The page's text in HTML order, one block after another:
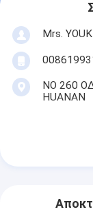
Mrs.
ΝΟ 260
HUANAN